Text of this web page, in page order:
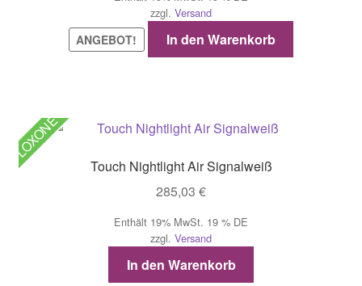
war:
236,81 €
ist:
213,00 €.
zzgl. Versand
ANGEBOT! In den Warenkorb
LOXONE
Touch Nightlight Air Signalweiß
285,03 €
Enthält 19% MwSt. 19 % DE
zzgl. Versand
In den Warenkorb